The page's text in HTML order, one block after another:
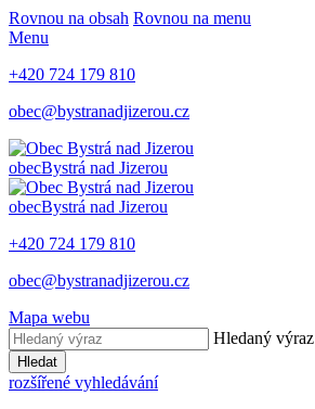
Rovnou na obsah Rovnou na menu
Menu
+420 724 179 810
obec@bystranadjizerou.cz
obecBystrá nad Jizerou
obecBystrá nad Jizerou
+420 724 179 810
obec@bystranadjizerou.cz
Mapa webu
Hledaný výraz
Hledat
rozšířené vyhledávání